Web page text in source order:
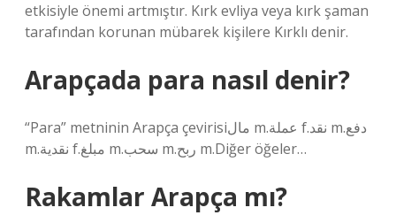
etkisiyle önemi artmıştır. Kırk evliya veya kırk şaman
tarafından korunan mübarek kişilere Kırklı denir.
Arapçada para nasıl denir?
“Para” metninin Arapça çevirisiمال m.عملة f.نقد m.دفع
m.نقدية f.مبلغ m.سحب m.ربح m.Diğer öğeler…
Rakamlar Arapça mı?